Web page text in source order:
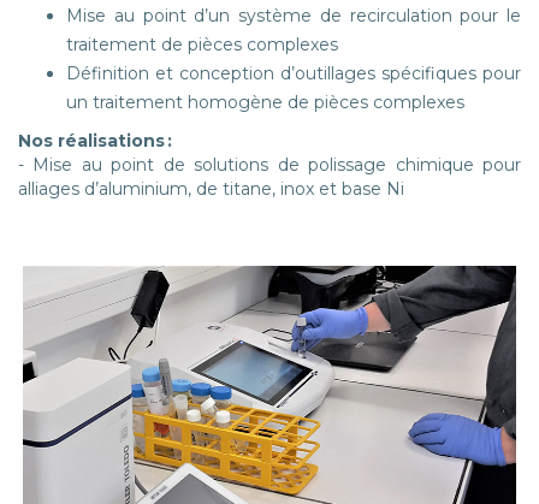
Mise au point d’un système de recirculation pour le
traitement de pièces complexes
Définition et conception d’outillages spécifiques pour
un traitement homogène de pièces complexes
Nos réalisations :
- Mise au point de solutions de polissage chimique pour
alliages d’aluminium, de titane, inox et base Ni